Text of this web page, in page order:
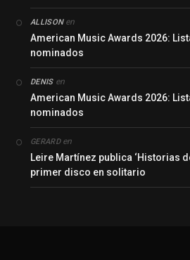
ALLISONen
American Music Awards 2026:
nominados
DENISen
American Music Awards 2026:
nominados
GERARDen
Leire Martínez publica ‘Historias
primer disco en solitario